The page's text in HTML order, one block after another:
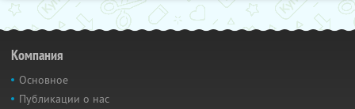
Компания
Основное
Публикации о нас